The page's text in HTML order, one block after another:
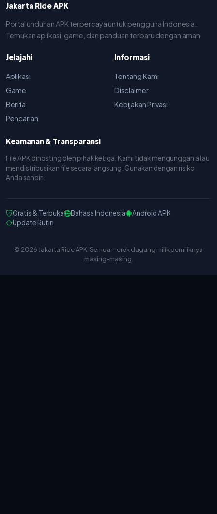
Jakarta Ride APK
Portal unduhan APK terpercaya untuk pengguna Indonesia.
Temukan aplikasi, game, dan panduan terbaru dengan aman.
Jelajahi
Aplikasi
Game
Berita
Pencarian
Informasi
Tentang Kami
Disclaimer
Kebijakan Privasi
Keamanan & Transparansi
File APK dihosting oleh pihak ketiga. Kami tidak mengunggah atau
mendistribusikan file secara langsung. Gunakan dengan risiko
Anda sendiri.
Gratis & Terbuka Bahasa Indonesia
Android APK
Update Rutin
© 2026 Jakarta Ride APK. Semua merek dagang milik pemiliknya
masing-masing.